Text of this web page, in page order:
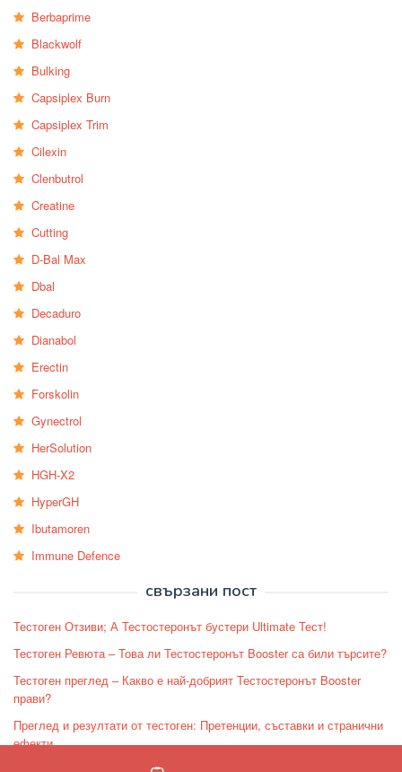
Berbaprime
Blackwolf
Bulking
Capsiplex Burn
Capsiplex Trim
Cilexin
Clenbutrol
Creatine
Cutting
D-Bal Max
Dbal
Decaduro
Dianabol
Erectin
Forskolin
Gynectrol
HerSolution
HGH-X2
HyperGH
Ibutamoren
Immune Defence
свързани пост
Тестоген Отзиви; А Тестостеронът бустери Ultimate Тест!
Тестоген Ревюта – Това ли Тестостеронът Booster са били търсите?
Тестоген преглед – Какво е най-добрият Тестостеронът Booster
прави?
Преглед и резултати от тестоген: Претенции, съставки и странични
ефекти